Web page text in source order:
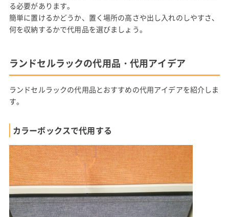
る必要があります。
簡単に置けるかどうか、置く場所の高さや出し入れのしやすさ、
何を収納するかで代用品を選びましょう。
ランドセルラックの代用品・代用アイデア
ランドセルラックの代用品とおすすめの代用アイデアを紹介しま
す。
カラーボックスで代用する